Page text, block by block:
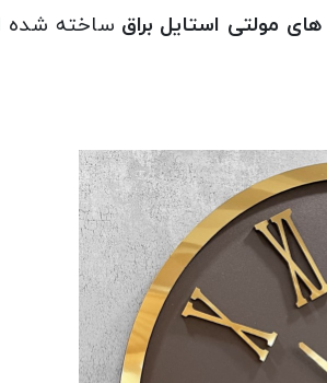
مولتی استایل براق ساخته شده